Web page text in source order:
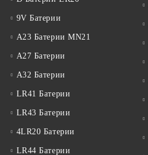
9V Батерии
A23 Батерии MN21
A27 Батерии
A32 Батерии
LR41 Батерии
LR43 Батерии
4LR20 Батерии
LR44 Батерии